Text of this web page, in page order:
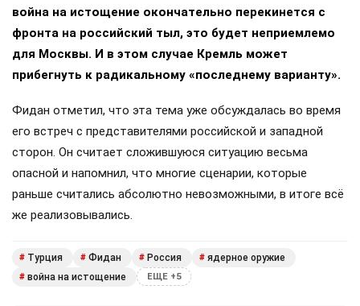
война на истощение окончательно перекинется с
фронта на российский тыл, это будет неприемлемо
для Москвы. И в этом случае Кремль может
прибегнуть к радикальному «последнему варианту».
Фидан отметил, что эта тема уже обсуждалась во время
его встреч с представителями российской и западной
сторон. Он считает сложившуюся ситуацию весьма
опасной и напомнил, что многие сценарии, которые
раньше считались абсолютно невозможными, в итоге всё
же реализовывались.
# Турция # Фидан # Россия # ядерное оружие
# война на истощение ЕЩЕ +5